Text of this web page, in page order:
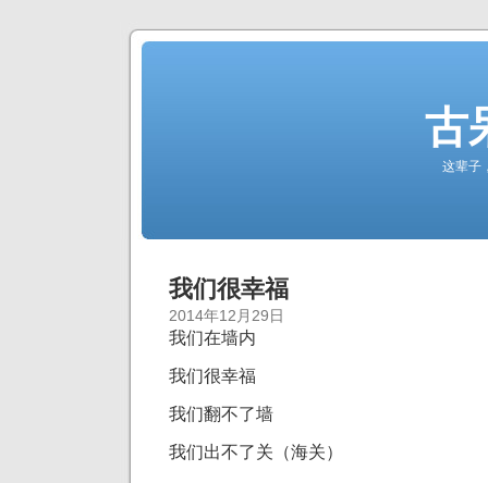
古
这辈子
我们很幸福
2014年12月29日
我们在墙内
我们很幸福
我们翻不了墙
我们出不了关（海关）